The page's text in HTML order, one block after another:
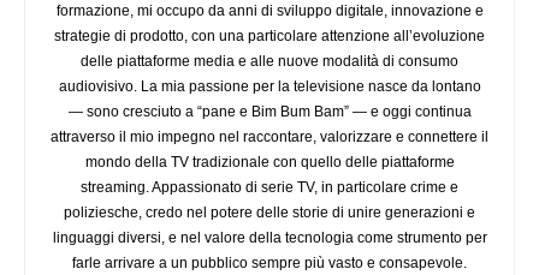
formazione, mi occupo da anni di sviluppo digitale, innovazione e
strategie di prodotto, con una particolare attenzione all’evoluzione
delle piattaforme media e alle nuove modalità di consumo
audiovisivo. La mia passione per la televisione nasce da lontano
— sono cresciuto a “pane e Bim Bum Bam” — e oggi continua
attraverso il mio impegno nel raccontare, valorizzare e connettere il
mondo della TV tradizionale con quello delle piattaforme
streaming. Appassionato di serie TV, in particolare crime e
poliziesche, credo nel potere delle storie di unire generazioni e
linguaggi diversi, e nel valore della tecnologia come strumento per
farle arrivare a un pubblico sempre più vasto e consapevole.